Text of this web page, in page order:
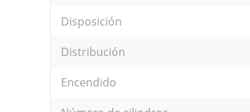
Disposición
Distribución
Encendido